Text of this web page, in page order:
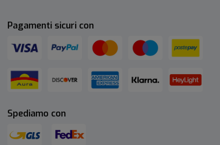
Pagamenti sicuri con
Spediamo con